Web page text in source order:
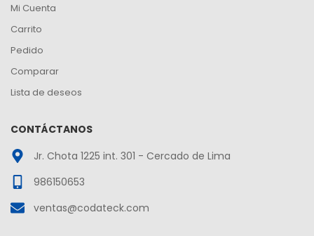
Mi Cuenta
Carrito
Pedido
Comparar
Lista de deseos
CONTÁCTANOS
Jr. Chota 1225 int. 301 - Cercado de Lima
986150653
ventas@codateck.com